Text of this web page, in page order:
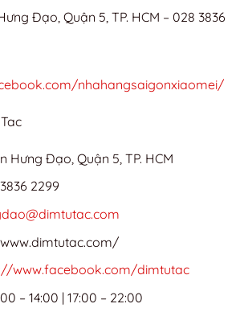
Đạo, Quận 5, TP. HCM – 028 3836
nhahangsaigonxiaomei/
Hưng Đạo, Quận 5, TP. HCM
2299
www.facebook.com/dimtutac
– 14:00 | 17:00 – 22:00